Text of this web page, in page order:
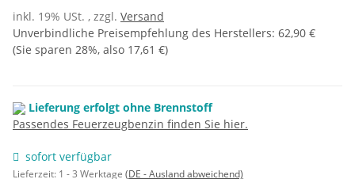
inkl. 19% USt. , zzgl. Versand
Unverbindliche Preisempfehlung des Herstellers: 62,90 €
(Sie sparen 28%, also 17,61 €)
Lieferung erfolgt ohne Brennstoff
Passendes Feuerzeugbenzin finden Sie hier.
sofort verfügbar
Lieferzeit: 1 - 3 Werktage (DE - Ausland abweichend)